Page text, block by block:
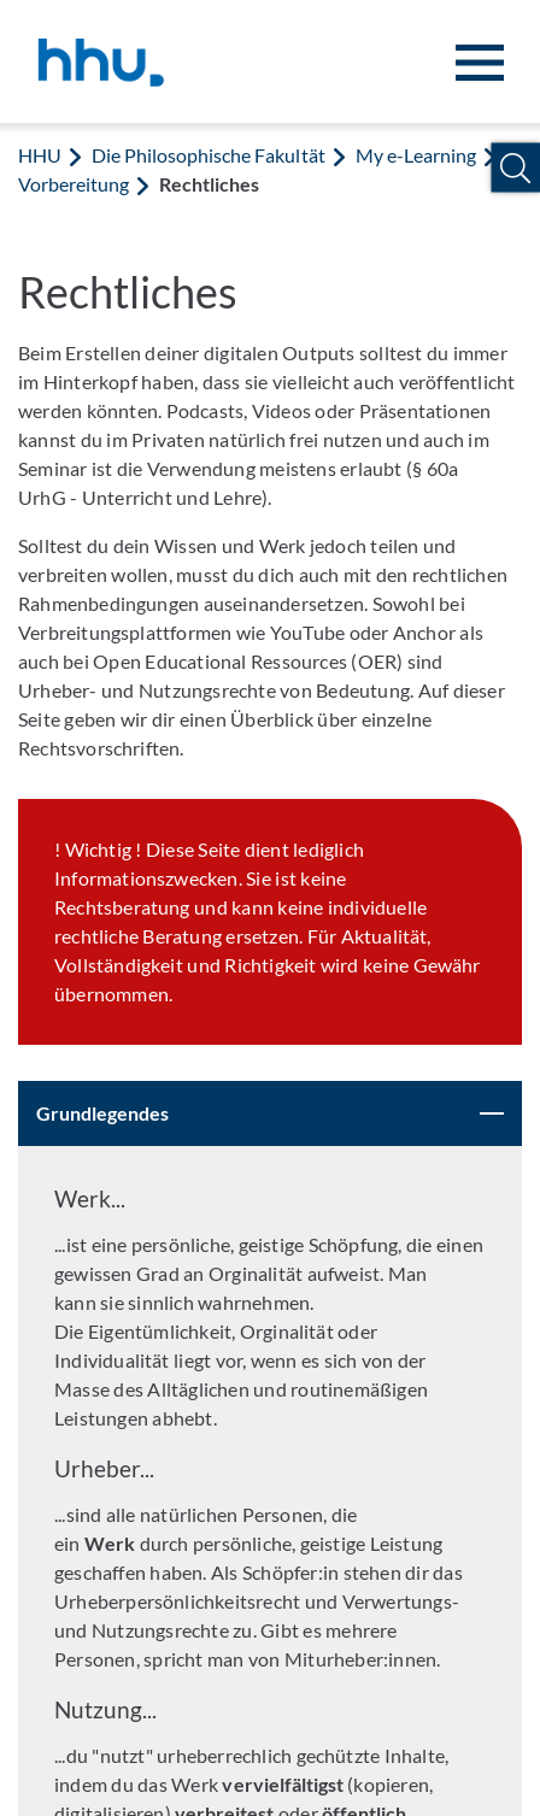
HHU Die Philosophische Fakultät
My e-Learning
Vorbereitung
Rechtliches
Rechtliches
Beim Erstellen deiner digitalen Outputs solltest du immer
im Hinterkopf haben, dass sie vielleicht auch veröffentlicht
werden könnten. Podcasts, Videos oder Präsentationen
kannst du im Privaten natürlich frei nutzen und auch im
Seminar ist die Verwendung meistens erlaubt (§ 60a
UrhG - Unterricht und Lehre).
Solltest du dein Wissen und Werk jedoch teilen und
verbreiten wollen, musst du dich auch mit den rechtlichen
Rahmenbedingungen auseinandersetzen. Sowohl bei
Verbreitungsplattformen wie YouTube oder Anchor als
auch bei Open Educational Ressources (OER) sind
Urheber- und Nutzungsrechte von Bedeutung. Auf dieser
Seite geben wir dir einen Überblick über einzelne
Rechtsvorschriften.
! Wichtig ! Diese Seite dient lediglich
Informationszwecken. Sie ist keine
Rechtsberatung und kann keine individuelle
rechtliche Beratung ersetzen. Für Aktualität,
Vollständigkeit und Richtigkeit wird keine Gewähr
übernommen.
Grundlegendes
Werk...
...ist eine persönliche, geistige Schöpfung, die einen
gewissen Grad an Orginalität aufweist. Man
kann sie sinnlich wahrnehmen.
Die Eigentümlichkeit, Orginalität oder
Individualität liegt vor, wenn es sich von der
Masse des Alltäglichen und routinemäßigen
Leistungen abhebt.
Urheber...
...sind alle natürlichen Personen, die
einWerk durch persönliche, geistige Leistung
geschaffen haben. Als Schöpfer:in stehen dir das
Urheberpersönlichkeitsrecht und Verwertungs-
und Nutzungsrechte zu. Gibt es mehrere
Personen, spricht man von Miturheber:innen.
Nutzung...
...du "nutzt" urheberrechlich gechützte Inhalte,
indem du das Werkvervielfältigst(kopieren,